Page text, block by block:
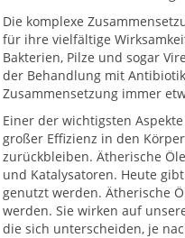
Die komplexe
für ihre vielfältige
Bakterien, Pilze und sogar
der Behandlung mit
Zusammensetzung immer
Einer der wichtigsten
großer Effizienz in den
zurückbleiben. Ätherische
und Katalysatoren. Heute
genutzt werden. Ätherische
werden. Sie wirken auf
die sich unterscheiden, je